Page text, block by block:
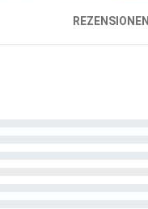
REZENSIONEN